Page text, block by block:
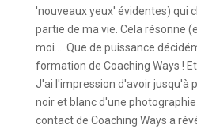
'nouveaux yeux' évidentes) qui
partie de ma vie. Cela résonne
moi.... Que de puissance
formation de Coaching Ways !
J'ai l'impression d'avoir jusqu'à
noir et blanc d'une
contact de Coaching Ways a